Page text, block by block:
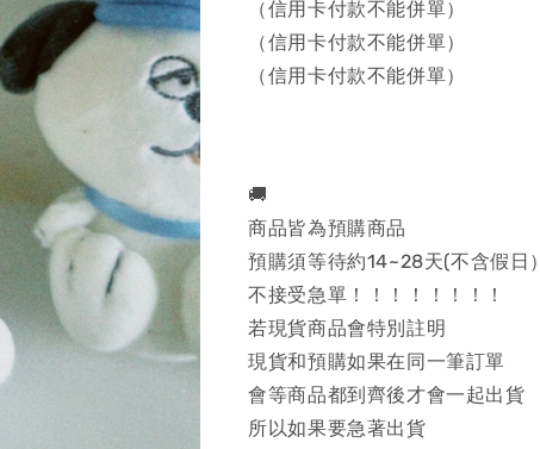
（信用卡付款不能併單）
（信用卡付款不能併單）
（信用卡付款不能併單）
🚚
商品皆為預購商品
預購須等待約14~28天(不含假日）
不接受急單！！！！！！！！
若現貨商品會特別註明
現貨和預購如果在同一筆訂單
會等商品都到齊後才會一起出貨
所以如果要急著出貨